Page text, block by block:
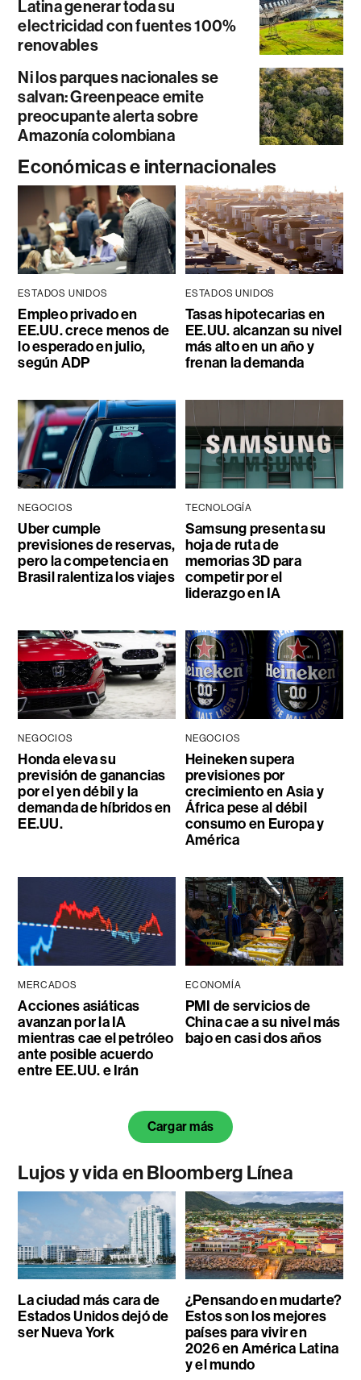
Latina generar toda su
electricidad con fuentes 100%
renovables
Ni los parques nacionales se
salvan: Greenpeace emite
preocupante alerta sobre
Amazonía colombiana
Económicas e internacionales
ESTADOS UNIDOS
Empleo privado en
EE.UU. crece menos de
lo esperado en julio,
según ADP
ESTADOS UNIDOS
Tasas hipotecarias en
EE.UU. alcanzan su nivel
más alto en un año y
frenan la demanda
NEGOCIOS
Uber cumple
previsiones de reservas,
pero la competencia en
Brasil ralentiza los viajes
TECNOLOGÍA
Samsung presenta su
hoja de ruta de
memorias 3D para
competir por el
liderazgo en IA
NEGOCIOS
Honda eleva su
previsión de ganancias
por el yen débil y la
demanda de híbridos en
EE.UU.
NEGOCIOS
Heineken supera
previsiones por
crecimiento en Asia y
África pese al débil
consumo en Europa y
América
MERCADOS
Acciones asiáticas
avanzan por la IA
mientras cae el petróleo
ante posible acuerdo
entre EE.UU. e Irán
ECONOMÍA
PMI de servicios de
China cae a su nivel más
bajo en casi dos años
Cargar más
Lujos y vida en Bloomberg Línea
La ciudad más cara de
Estados Unidos dejó de
ser Nueva York
¿Pensando en mudarte?
Estos son los mejores
países para vivir en
2026 en América Latina
y el mundo